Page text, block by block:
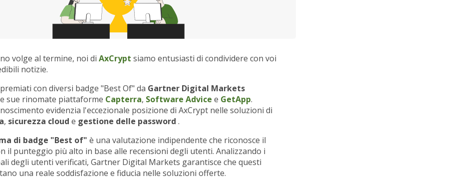
volge al termine, noi di AxCrypt siamo entusiasti di condividere con voi
notizie.
con diversi badge "Best Of" da Gartner Digital Markets
sue rinomate piattaforme Capterra, Software Advice e GetApp.
evidenzia l'eccezionale posizione di AxCrypt nelle soluzioni di
, sicurezza cloud e gestione delle password .
di badge "Best of" è una valutazione indipendente che riconosce il
il punteggio più alto in base alle recensioni degli utenti. Analizzando i
degli utenti verificati, Gartner Digital Markets garantisce che questi
una reale soddisfazione e fiducia nelle soluzioni offerte.